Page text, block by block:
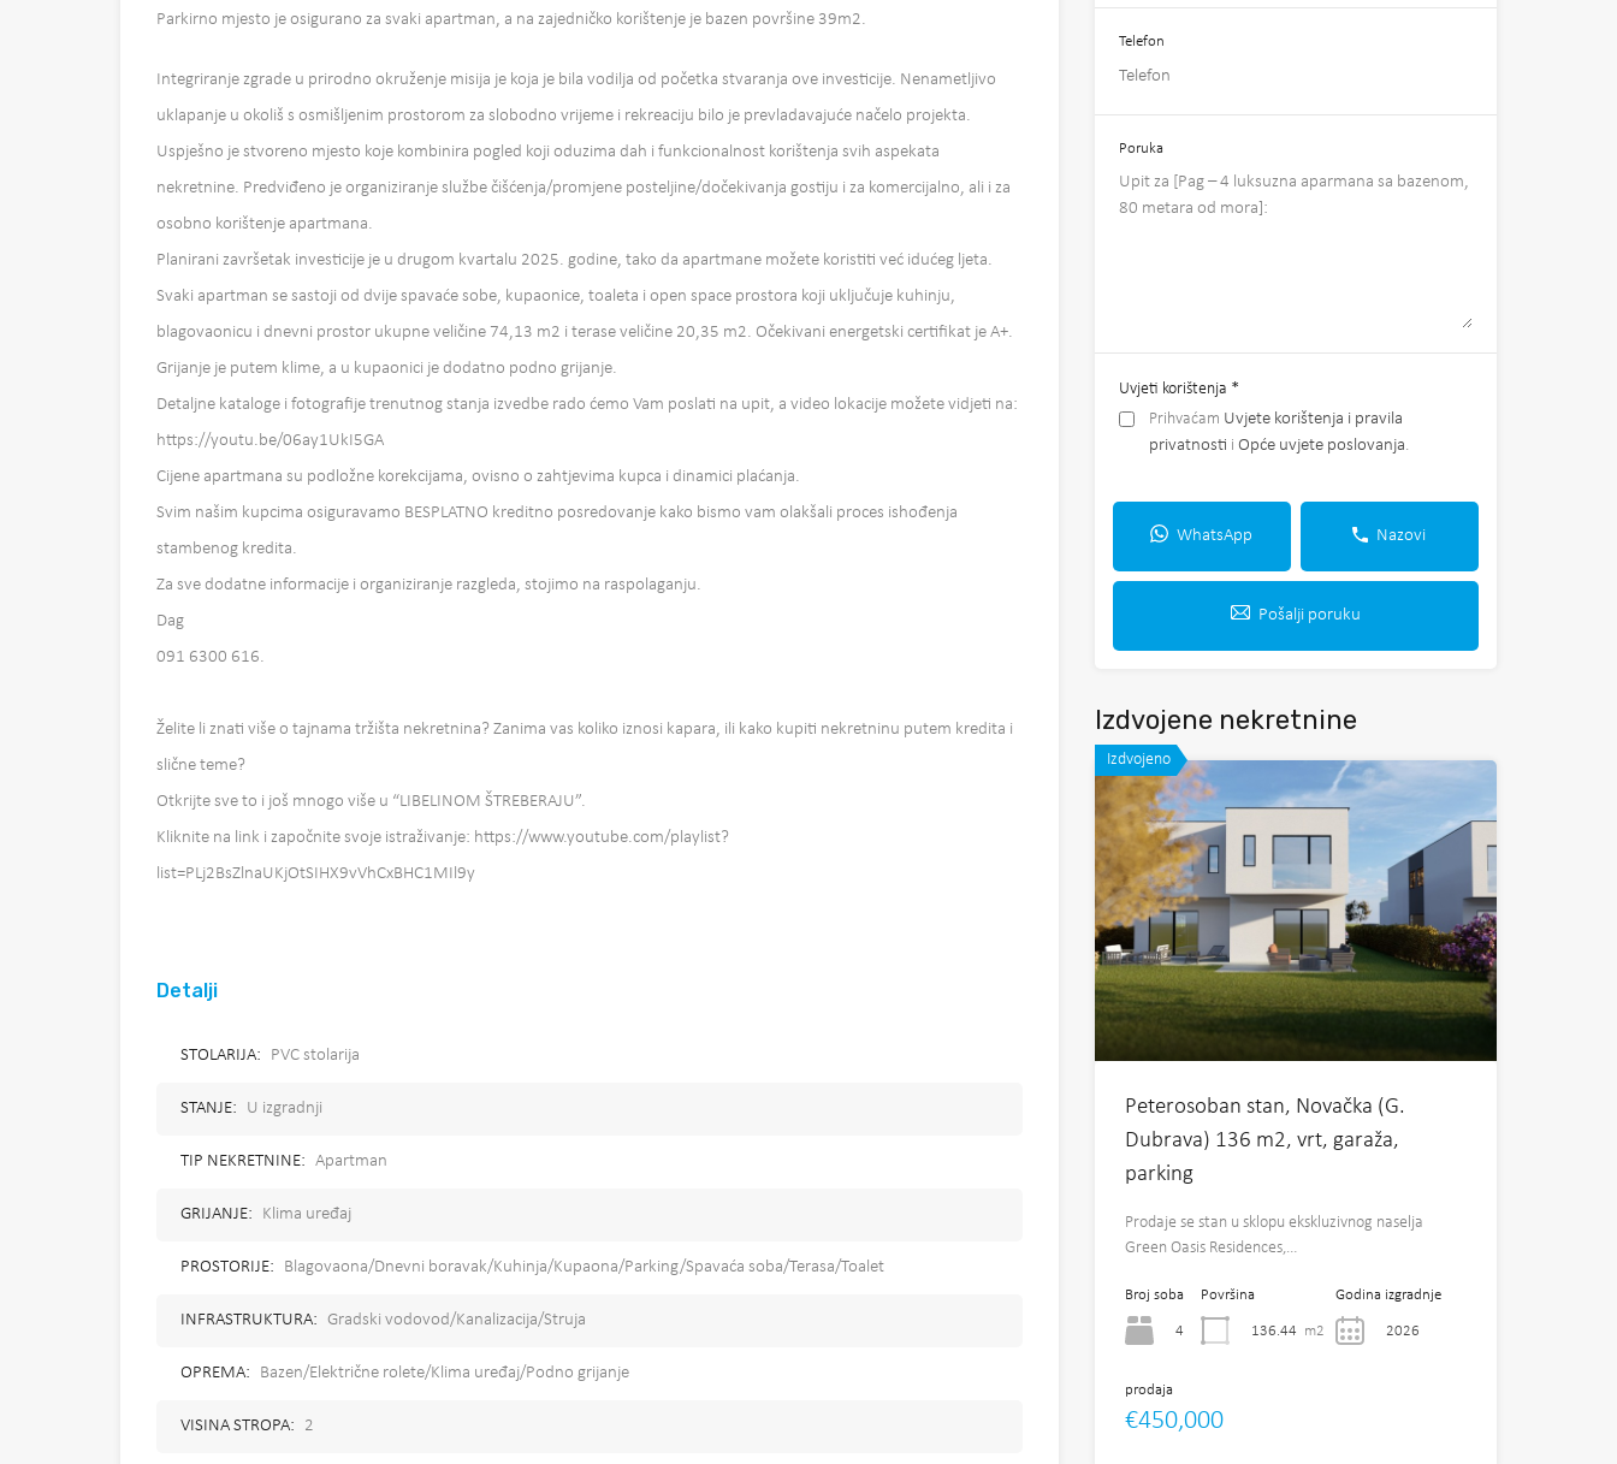
Parkirno mjesto je osigurano za svaki apartman, a na zajedničko korištenje je bazen površine 39m2.
Integriranje zgrade u prirodno okruženje misija je koja je bila vodilja od početka stvaranja ove investicije. Nenametljivo
uklapanje u okoliš s osmišljenim prostorom za slobodno vrijeme i rekreaciju bilo je prevladavajuće načelo projekta.
Uspješno je stvoreno mjesto koje kombinira pogled koji oduzima dah i funkcionalnost korištenja svih aspekata
nekretnine. Predviđeno je organiziranje službe čišćenja/promjene posteljine/dočekivanja gostiju i za komercijalno, ali i za
osobno korištenje apartmana.
Planirani završetak investicije je u drugom kvartalu 2025. godine, tako da apartmane možete koristiti već idućeg ljeta.
Svaki apartman se sastoji od dvije spavaće sobe, kupaonice, toaleta i open space prostora koji uključuje kuhinju,
blagovaonicu i dnevni prostor ukupne veličine 74,13 m2 i terase veličine 20,35 m2. Očekivani energetski certifikat je A+.
Grijanje je putem klime, a u kupaonici je dodatno podno grijanje.
Detaljne kataloge i fotografije trenutnog stanja izvedbe rado ćemo Vam poslati na upit, a video lokacije možete vidjeti na:
https://youtu.be/06ay1UkI5GA
Cijene apartmana su podložne korekcijama, ovisno o zahtjevima kupca i dinamici plaćanja.
Svim našim kupcima osiguravamo BESPLATNO kreditno posredovanje kako bismo vam olakšali proces ishođenja
stambenog kredita.
Za sve dodatne informacije i organiziranje razgleda, stojimo na raspolaganju.
Dag
091 6300 616.
Želite li znati više o tajnama tržišta nekretnina? Zanima vas koliko iznosi kapara, ili kako kupiti nekretninu putem kredita i
slične teme?
Otkrijte sve to i još mnogo više u “LIBELINOM ŠTREBERAJU”.
Kliknite na link i započnite svoje istraživanje: https://www.youtube.com/playlist?
list=PLj2BsZlnaUKjOtSIHX9vVhCxBHC1MIl9y
Detalji
STOLARIJA: PVC stolarija
STANJE: U izgradnji
TIP NEKRETNINE: Apartman
GRIJANJE: Klima uređaj
PROSTORIJE: Blagovaona/Dnevni boravak/Kuhinja/Kupaona/Parking/Spavaća soba/Terasa/Toalet
INFRASTRUKTURA: Gradski vodovod/Kanalizacija/Struja
OPREMA: Bazen/Električne rolete/Klima uređaj/Podno grijanje
VISINA STROPA: 2
Telefon
Poruka
Uvjeti korištenja *
Prihvaćam Uvjete korištenja i pravila
privatnosti i Opće uvjete poslovanja.
WhatsApp Nazovi
Pošalji poruku
Izdvojene nekretnine
Izdvojeno
Peterosoban stan, Novačka (G.
Dubrava) 136 m2, vrt, garaža,
parking
Prodaje se stan u sklopu ekskluzivnog naselja
Green Oasis Residences,…
Broj soba
4
Površina
136.44 m2
Godina izgradnje
2026
prodaja
€450,000